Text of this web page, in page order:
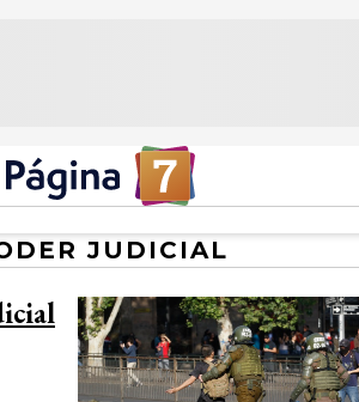
JUDICIAL